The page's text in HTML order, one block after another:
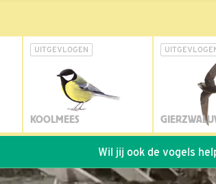
UITGEVLOGEN
KOOLMEES
Wil jij ook de vogels helpen: